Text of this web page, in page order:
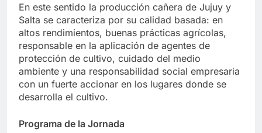
En este sentido la producción cañera de Jujuy y
Salta se caracteriza por su calidad basada: en
altos rendimientos, buenas prácticas agrícolas,
responsable en la aplicación de agentes de
protección de cultivo, cuidado del medio
ambiente y una responsabilidad social empresaria
con un fuerte accionar en los lugares donde se
desarrolla el cultivo.
Programa de la Jornada